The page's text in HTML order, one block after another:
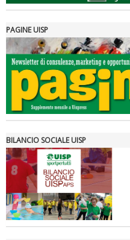
Tiziano Pesce a Radio
PAGINE UISP
BILANCIO SOCIALE UISP